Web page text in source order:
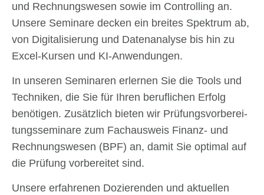
und Rech­nungs­we­sen sowie im Con­trol­ling an.
Unse­re Semi­na­re decken ein brei­tes Spek­trum ab,
von Digi­ta­li­sie­rung und Daten­ana­ly­se bis hin zu
Excel-Kur­­sen und KI-Anwen­­dun­­­gen.
In unse­ren Semi­na­ren erler­nen Sie die Tools und
Tech­ni­ken, die Sie für Ihren beruf­li­chen Erfolg
benö­ti­gen. Zusätz­lich bie­ten wir Prü­fungs­vor­be­rei­
tungs­se­mi­na­re zum Fach­aus­weis Finanz- und
Rech­nungs­we­sen (BPF) an, damit Sie opti­mal auf
die Prü­fung vor­be­rei­tet sind.
Unse­re erfah­re­nen Dozie­ren­den und aktu­el­len